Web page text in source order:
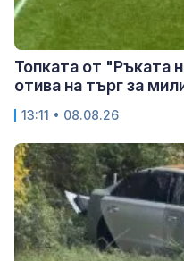
Топката от "Ръката
отива на търг за
13:11 • 08.08.26